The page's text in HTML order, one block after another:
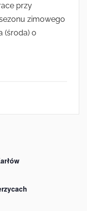
przy
zimowego
(środa) o